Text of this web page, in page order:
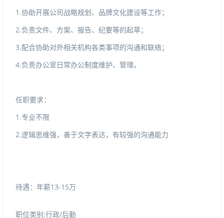
1.协助开展公司战略规划、品牌文化建设等工作；
2.负责文件、方案、报告、纪要等的起草；
3.配合协助对外相关机构各类事项的沟通和联络；
4.负责办公室日常办公制度维护、管理。
任职要求：
1.专业不限
2.逻辑思维强，善于文字表达，有较强的沟通能力
待遇：年薪13-15万
职位类别:行政/后勤